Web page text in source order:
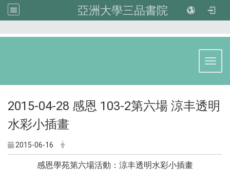
亞洲大學三品書院
2015-04-28 感恩 103-2第六場 涼丰透明
水彩小插畫
2015-06-16
感恩學苑第六場活動：涼丰透明水彩小插畫